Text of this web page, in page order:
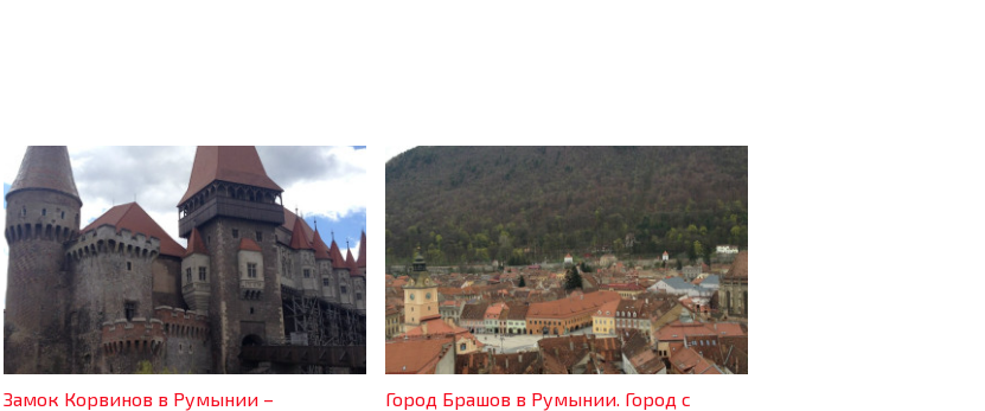
Замок Корвинов в Румынии –
Город Брашов в Румынии. Город с